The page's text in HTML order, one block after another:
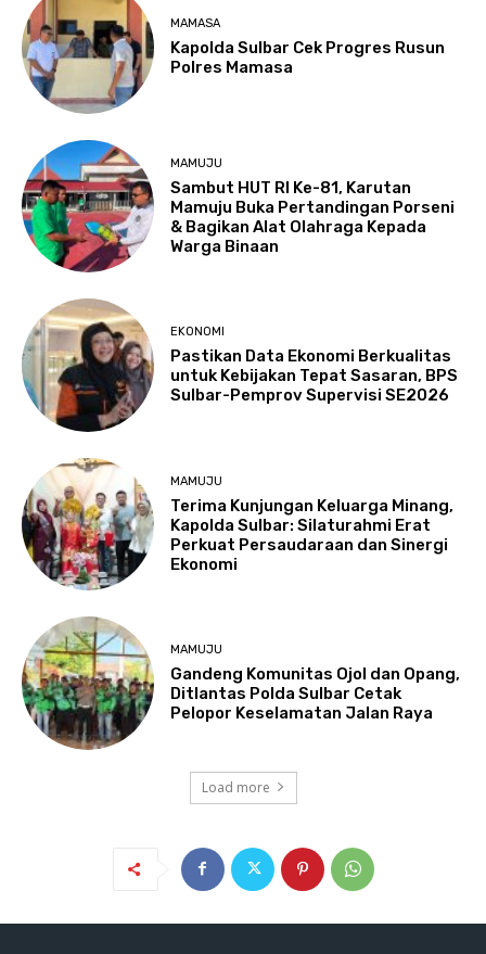
MAMASA
Kapolda Sulbar Cek Progres Rusun
Polres Mamasa
MAMUJU
Sambut HUT RI Ke-81, Karutan
Mamuju Buka Pertandingan Porseni
& Bagikan Alat Olahraga Kepada
Warga Binaan
EKONOMI
Pastikan Data Ekonomi Berkualitas
untuk Kebijakan Tepat Sasaran, BPS
Sulbar-Pemprov Supervisi SE2026
MAMUJU
Terima Kunjungan Keluarga Minang,
Kapolda Sulbar: Silaturahmi Erat
Perkuat Persaudaraan dan Sinergi
Ekonomi
MAMUJU
Gandeng Komunitas Ojol dan Opang,
Ditlantas Polda Sulbar Cetak
Pelopor Keselamatan Jalan Raya
Load more